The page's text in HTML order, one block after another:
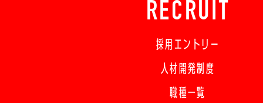
RECRUIT
採用エントリー
人材開発制度
職種一覧